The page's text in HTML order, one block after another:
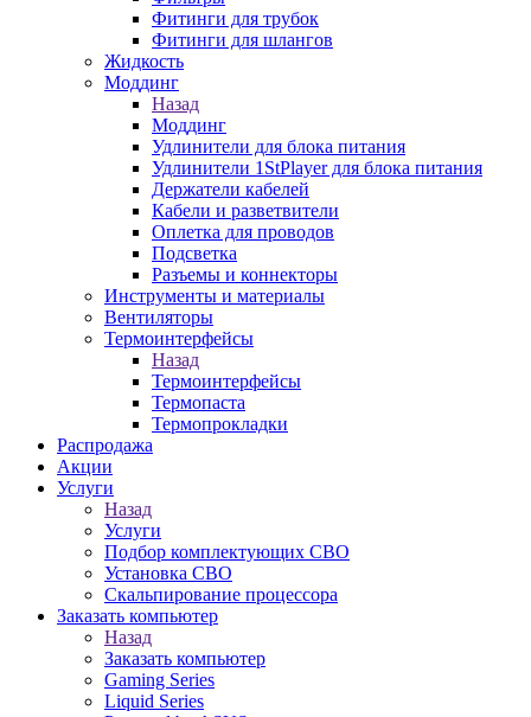
Фитинги для трубок
Фитинги для шлангов
Жидкость
Моддинг
Назад
Моддинг
Удлинители для блока питания
Удлинители 1StPlayer для блока питания
Держатели кабелей
Кабели и разветвители
Оплетка для проводов
Подсветка
Разъемы и коннекторы
Инструменты и материалы
Вентиляторы
Термоинтерфейсы
Назад
Термоинтерфейсы
Термопаста
Термопрокладки
Распродажа
Акции
Услуги
Назад
Услуги
Подбор комплектующих СВО
Установка СВО
Скальпирование процессора
Заказать компьютер
Назад
Заказать компьютер
Gaming Series
Liquid Series